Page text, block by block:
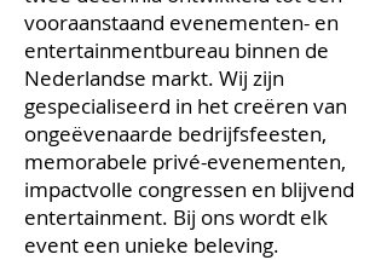
vooraanstaand evenementen- en
entertainmentbureau binnen de
Nederlandse markt. Wij zijn
gespecialiseerd in het creëren van
ongeëvenaarde bedrijfsfeesten,
memorabele privé-evenementen,
impactvolle congressen en blijvend
entertainment. Bij ons wordt elk
event een unieke beleving.